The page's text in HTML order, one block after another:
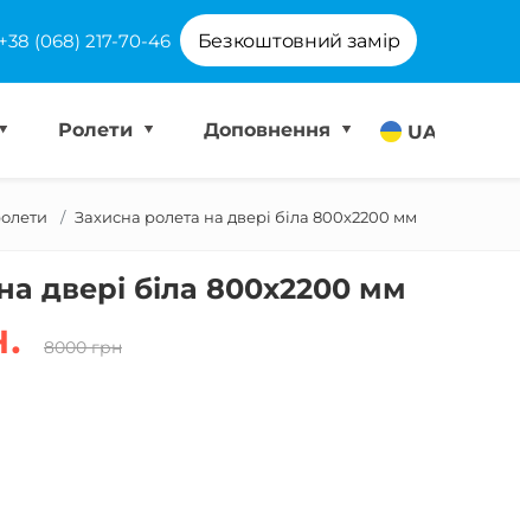
+38 (068) 217-70-46 Безкоштовний замір
UA
Ролети Доповнення
Захисна ролета на двері біла 800х2200 мм
двері біла 800х2200 мм
8000 грн